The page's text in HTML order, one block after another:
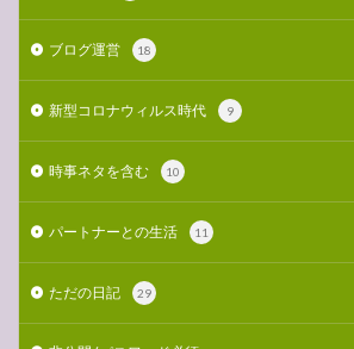
ブログ運営 18
新型コロナウィルス時代 9
時事ネタを含む 10
パートナーとの生活 11
ただの日記 29